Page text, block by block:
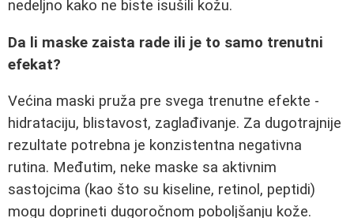
nedeljno kako ne biste isušili kožu.
Da li maske zaista rade ili je to samo trenutni
efekat?
Većina maski pruža pre svega trenutne efekte -
hidrataciju, blistavost, zaglađivanje. Za dugotrajnije
rezultate potrebna je konzistentna negativna
rutina. Međutim, neke maske sa aktivnim
sastojcima (kao što su kiseline, retinol, peptidi)
mogu doprineti dugoročnom poboljšanju kože.